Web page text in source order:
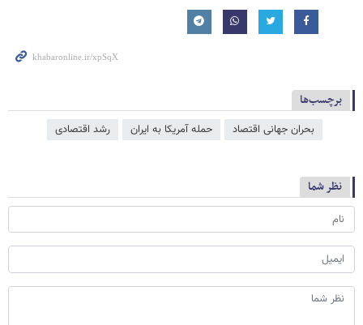
برچسب‌ها
بحران جهانی اقتصاد حمله آمریکا به ایران رشد اقتصادی
نظر شما